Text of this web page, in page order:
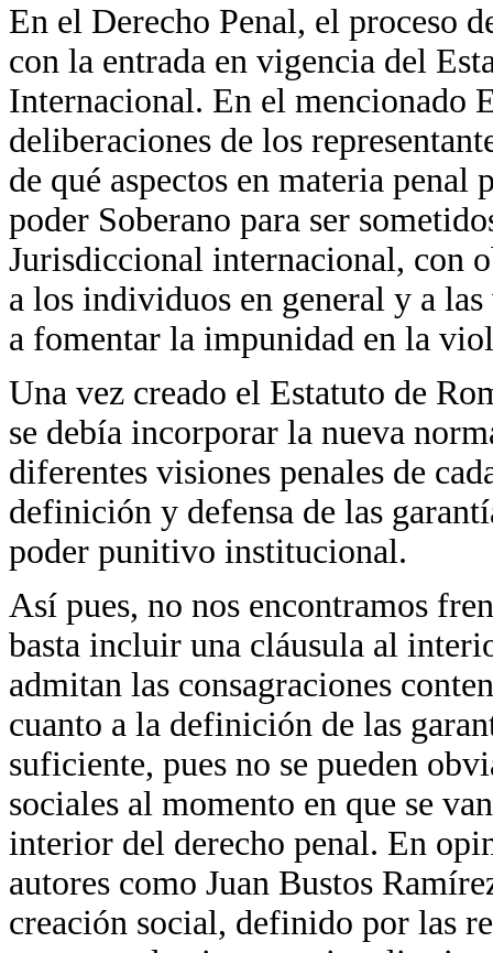
En el Derecho Penal, el proceso
con la entrada en vigencia del
Internacional. En el mencionado
deliberaciones de los
de qué aspectos en materia penal
poder Soberano para ser
Jurisdiccional internacional, con
a los individuos en general y a
a fomentar la impunidad en la
Una vez creado el Estatuto de
se debía incorporar la nueva
diferentes visiones penales de
definición y defensa de las
poder punitivo institucional.
Así pues, no nos encontramos
basta incluir una cláusula al
admitan las consagraciones
cuanto a la definición de las
suficiente, pues no se pueden
sociales al momento en que se
interior del derecho penal. En
autores como Juan Bustos
creación social, definido por las